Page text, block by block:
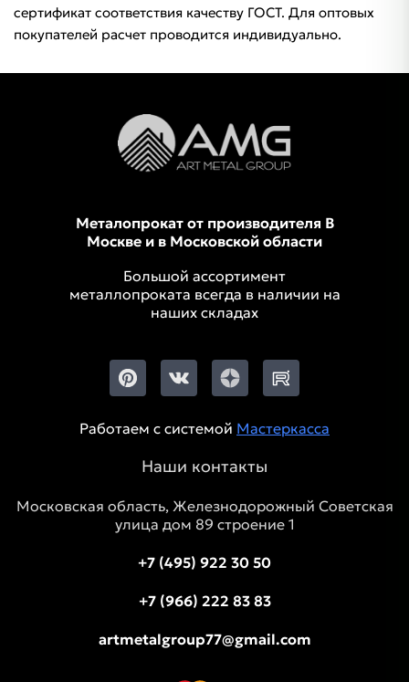
сертификат соответствия качеству ГОСТ. Для оптовых
покупателей расчет проводится индивидуально.
Металопрокат от производителя В
Москве и в Московской области
Большой ассортимент
металлопроката всегда в наличии на
наших складах
Работаем с системой Мастеркасса
Наши контакты
Московская область, Железнодорожный Советская
улица дом 89 строение 1
+7 (495) 922 30 50
+7 (966) 222 83 83
artmetalgroup77@gmail.com